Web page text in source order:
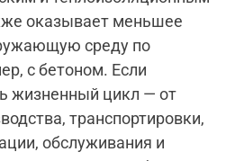
оказывает меньшее
среду по
с бетоном. Если
жизненный цикл — от
транспортировки,
обслуживания и